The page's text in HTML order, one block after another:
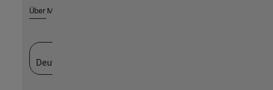
Über MathWorks
Deutschland